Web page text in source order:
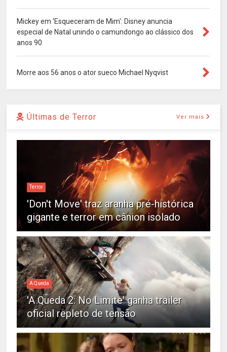
Mickey em 'Esqueceram de Mim': Disney anuncia
especial de Natal unindo o camundongo ao clássico dos
anos 90
Morre aos 56 anos o ator sueco Michael Nyqvist
Últimas de Terror Ver mais
Terror
'Don't Move' traz aranha pré-histórica
gigante e terror em cânion isolado
A Queda
'A Queda 2: No Limite' ganha trailer
oficial repleto de tensão